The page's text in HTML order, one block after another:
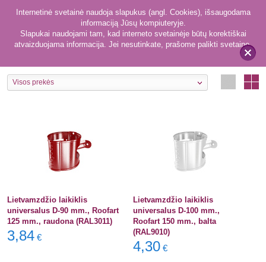
x
Internetinė svetainė naudoja slapukus (angl. Cookies), išsaugodama
informaciją Jūsų kompiuteryje.
Slapukai naudojami tam, kad interneto svetainėje būtų korektiškai
atvaizduojama informacija. Jei nesutinkate, prašome palikti svetainę.
Laikikliai 83
Visos prekės
Lietvamzdžio laikiklis
universalus D-90 mm., Roofart
125 mm., raudona (RAL3011)
3,84 €
Lietvamzdžio laikiklis
universalus D-100 mm.,
Roofart 150 mm., balta
(RAL9010)
4,30 €